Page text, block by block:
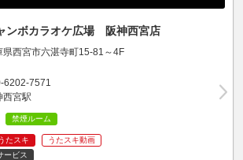
ンボカラオケ広場 阪神西宮店
県西宮市六湛寺町15-81～4F
6202-7571
西宮駅
禁煙ルーム
うたスキ
うたスキ動画
ービス